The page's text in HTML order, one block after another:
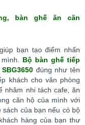
bàn ghế ăn căn
bạn tạo điểm nhấn
Bộ bàn ghế tiếp
đúng như tên
khách cho văn phòng
nhâm nhi tách cafe, ăn
căn hộ của mình với
sách của bạn nếu có bộ
hàng của bạn thư